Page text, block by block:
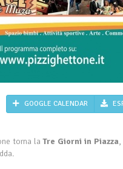
GOOGLE CALENDAR
torna laTre Giorni in Piazza